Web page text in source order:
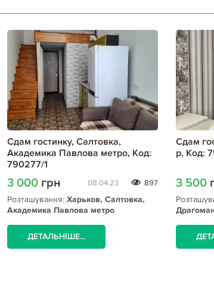
Сдам гостинку, Салтовка,
Академика Павлова метро, Код:
790277/1
3 000 грн 08.04.23 897
Розташування: Харьков, Салтовка,
Академика Павлова метро
ДЕТАЛЬНІШЕ...
Сдам
р, Код:
3 500